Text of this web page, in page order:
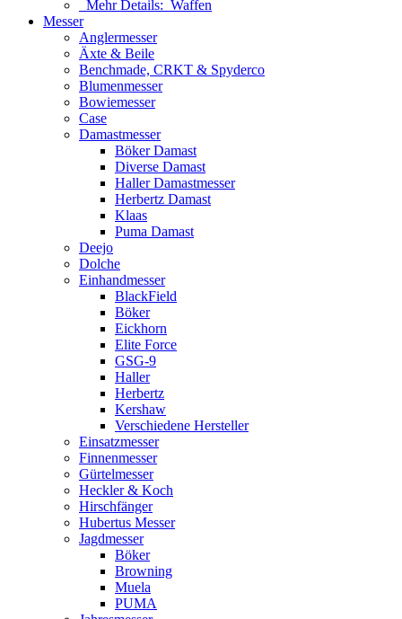
Mehr Details: Waffen
Messer
Anglermesser
Äxte & Beile
Benchmade, CRKT & Spyderco
Blumenmesser
Bowiemesser
Case
Damastmesser
Böker Damast
Diverse Damast
Haller Damastmesser
Herbertz Damast
Klaas
Puma Damast
Deejo
Dolche
Einhandmesser
BlackField
Böker
Eickhorn
Elite Force
GSG-9
Haller
Herbertz
Kershaw
Verschiedene Hersteller
Einsatzmesser
Finnenmesser
Gürtelmesser
Heckler & Koch
Hirschfänger
Hubertus Messer
Jagdmesser
Böker
Browning
Muela
PUMA